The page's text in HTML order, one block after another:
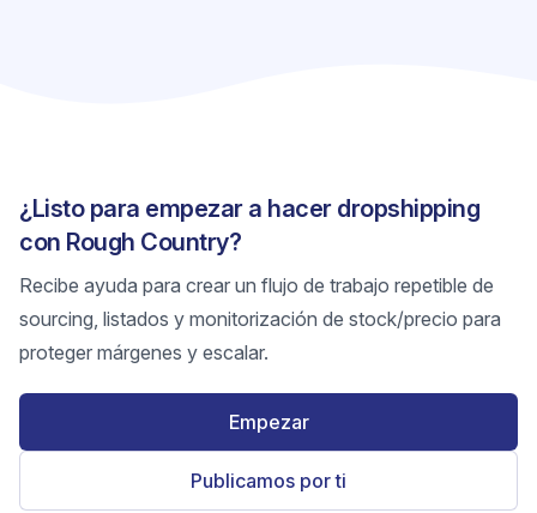
¿Listo para empezar a hacer dropshipping
con Rough Country?
Recibe ayuda para crear un flujo de trabajo repetible de
sourcing, listados y monitorización de stock/precio para
proteger márgenes y escalar.
Empezar
Publicamos por ti